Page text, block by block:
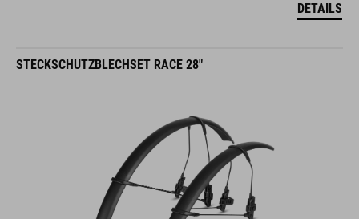
DETAILS
STECKSCHUTZBLECHSET RACE 28"